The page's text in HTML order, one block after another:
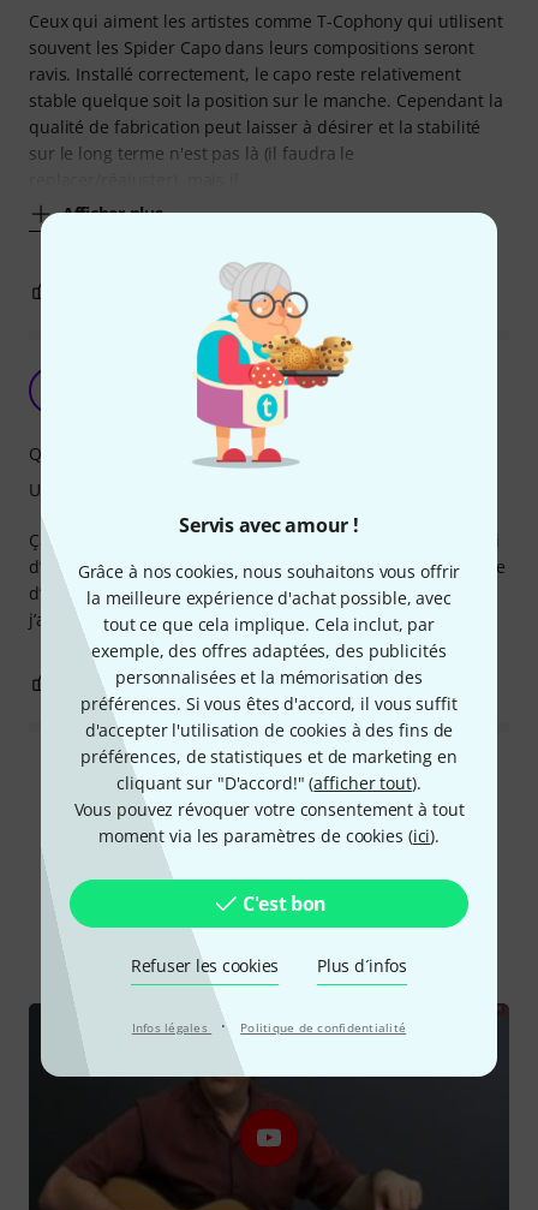
Servis avec amour !
Grâce à nos cookies, nous souhaitons vous offrir
la meilleure expérience d'achat possible, avec
tout ce que cela implique. Cela inclut, par
exemple, des offres adaptées, des publicités
personnalisées et la mémorisation des
préférences. Si vous êtes d'accord, il vous suffit
d'accepter l'utilisation de cookies à des fins de
préférences, de statistiques et de marketing en
cliquant sur "D'accord!" (afficher tout).
Vous pouvez révoquer votre consentement à tout
moment via les paramètres de cookies (ici).
C'est bon
Refuser les cookies Plus d´infos
Infos légales · Politique de confidentialité
Ceux qui aiment les artistes comme T-Cophony qui utilisent
souvent les Spider Capo dans leurs compositions seront
ravis. Installé correctement, le capo reste relativement
stable quelque soit la position sur le manche. Cependant la
qualité de fabrication peut laisser à désirer et la stabilité
sur le long terme n'est pas là (il faudra le
Afficher plus
SIGNALER L'ÉVALUATION
Un gadget de ouf
Le Varan 11.12.2021
Ça faisait longtemps qu’il me faisait de l’œil… je n’ai pas fini
d’en découvrir les possibilités - mais toujours à la recherche
d’harmonies, celui-là ouvre des chemins inattendus…
j’adore ça. Très facile à utiliser et plein de promesses…
Qualité de fabrication
Utilisation
0 SIGNALER L'ÉVALUATION
Lire toutes les évaluations
Le saviez-vous?
Tout